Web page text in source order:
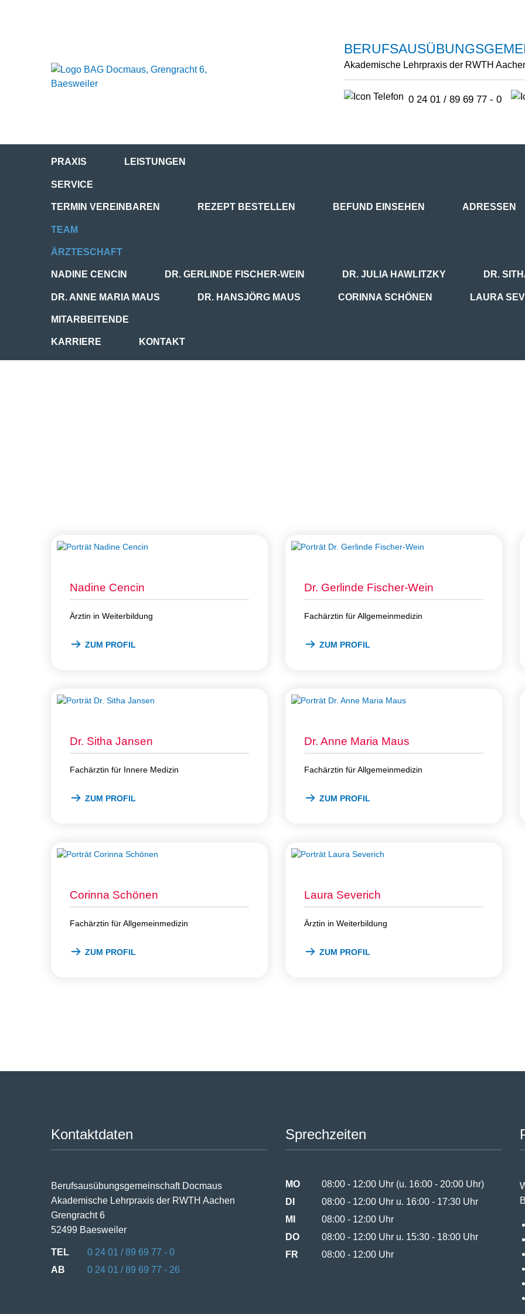
Akademische Lehrpraxis der RWTH
0 24 01 / 89 69 77 - 0
PRAXIS LEISTUNGEN
SERVICE
TERMIN VEREINBAREN REZEPT BESTELLEN BEFUND EINSEHEN ADRESSEN
TEAM
ÄRZTESCHAFT
NADINE CENCIN DR. GERLINDE FISCHER-WEIN DR. JULIA HAWLITZKY DR.
DR. ANNE MARIA MAUS DR. HANSJÖRG MAUS CORINNA SCHÖNEN LAURA
MITARBEITENDE
KARRIERE KONTAKT
Nadine Cencin
Ärztin in Weiterbildung
ZUM PROFIL
Dr. Gerlinde Fischer-Wein
Fachärztin für Allgemeinmedizin
ZUM PROFIL
Dr. Sitha Jansen
Fachärztin für Innere Medizin
ZUM PROFIL
Dr. Anne Maria Maus
Fachärztin für Allgemeinmedizin
ZUM PROFIL
Corinna Schönen
Fachärztin für Allgemeinmedizin
ZUM PROFIL
Laura Severich
Ärztin in Weiterbildung
ZUM PROFIL
Kontaktdaten
Berufsausübungs­gemeinschaft Docmaus
Akademische Lehrpraxis der RWTH Aachen
Grengracht 6
52499 Baesweiler
TEL
0 24 01 / 89 69 77 - 0
AB
0 24 01 / 89 69 77 - 26
Sprechzeiten
MO
08:00 - 12:00 Uhr (u. 16:00 - 20:00 Uhr)
DI
08:00 - 12:00 Uhr u. 16:00 - 17:30 Uhr
MI
08:00 - 12:00 Uhr
DO
08:00 - 12:00 Uhr u. 15:30 - 18:00 Uhr
FR
08:00 - 12:00 Uhr